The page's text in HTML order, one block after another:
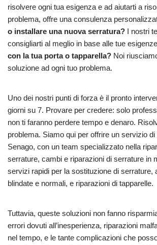
risolvere ogni tua esigenza e ad aiutarti a
problema, offre una consulenza
o installare una nuova serratura? I nostri
consigliarti al meglio in base alle tue
con la tua porta o tapparella? Noi
soluzione ad ogni tuo problema.
Uno dei nostri punti di forza è il pronto
giorni su 7. Provare per credere: solo
non ti faranno perdere tempo e denaro.
problema. Siamo qui per offrire un servizio
Senago, con un team specializzato nella
serrature, cambi e riparazioni di serrature in
servizi rapidi per la sostituzione di serrature,
blindate e normali, e riparazioni di tapparelle.
Tuttavia, queste soluzioni non fanno
errori dovuti all’inesperienza, riparazioni
nel tempo, e le tante complicazioni che